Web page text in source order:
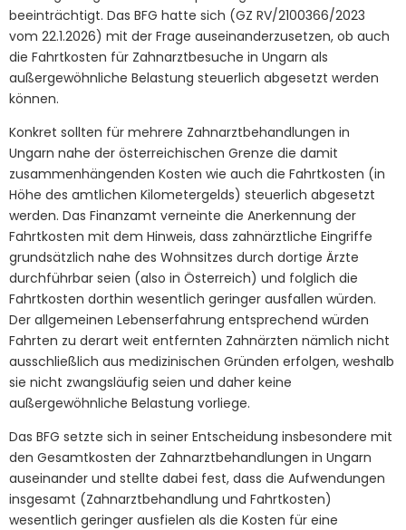
beeinträchtigt. Das BFG hatte sich (GZ RV/2100366/2023
vom 22.1.2026) mit der Frage auseinanderzusetzen, ob auch
die Fahrtkosten für Zahnarztbesuche in Ungarn als
außergewöhnliche Belastung steuerlich abgesetzt werden
können.
Konkret sollten für mehrere Zahnarztbehandlungen in
Ungarn nahe der österreichischen Grenze die damit
zusammenhängenden Kosten wie auch die Fahrtkosten (in
Höhe des amtlichen Kilometergelds) steuerlich abgesetzt
werden. Das Finanzamt verneinte die Anerkennung der
Fahrtkosten mit dem Hinweis, dass zahnärztliche Eingriffe
grundsätzlich nahe des Wohnsitzes durch dortige Ärzte
durchführbar seien (also in Österreich) und folglich die
Fahrtkosten dorthin wesentlich geringer ausfallen würden.
Der allgemeinen Lebenserfahrung entsprechend würden
Fahrten zu derart weit entfernten Zahnärzten nämlich nicht
ausschließlich aus medizinischen Gründen erfolgen, weshalb
sie nicht zwangsläufig seien und daher keine
außergewöhnliche Belastung vorliege.
Das BFG setzte sich in seiner Entscheidung insbesondere mit
den Gesamtkosten der Zahnarztbehandlungen in Ungarn
auseinander und stellte dabei fest, dass die Aufwendungen
insgesamt (Zahnarztbehandlung und Fahrtkosten)
wesentlich geringer ausfielen als die Kosten für eine